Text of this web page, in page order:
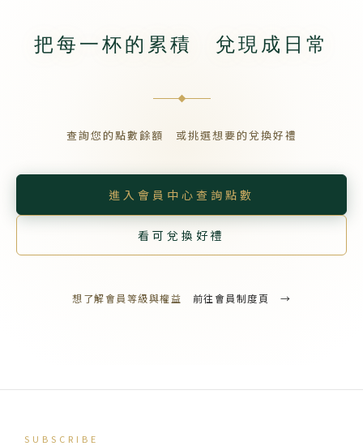
把每一杯的累積 兌現成日常
查詢您的點數餘額 或挑選想要的兌換好禮
進入會員中心查詢點數
看可兌換好禮
想了解會員等級與權益 前往會員制度頁 →
SUBSCRIBE